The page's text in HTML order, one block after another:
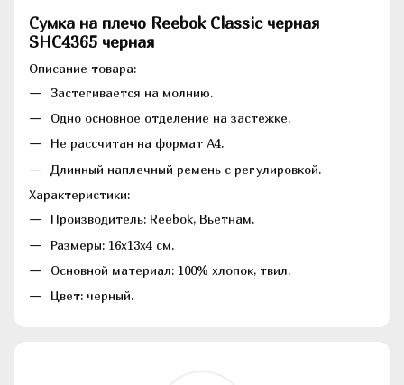
Сумка на плечо Reebok Classic черная
SHC4365 черная
Описание товара:
Застегивается на молнию.
Одно основное отделение на застежке.
Не рассчитан на формат А4.
Длинный наплечный ремень с регулировкой.
Характеристики:
Производитель: Reebok, Вьетнам.
Размеры: 16х13х4 см.
Основной материал: 100% хлопок, твил.
Цвет: черный.